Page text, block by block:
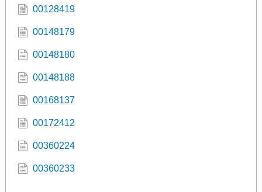
00128419
00148179
00148180
00148188
00168137
00172412
00360224
00360233